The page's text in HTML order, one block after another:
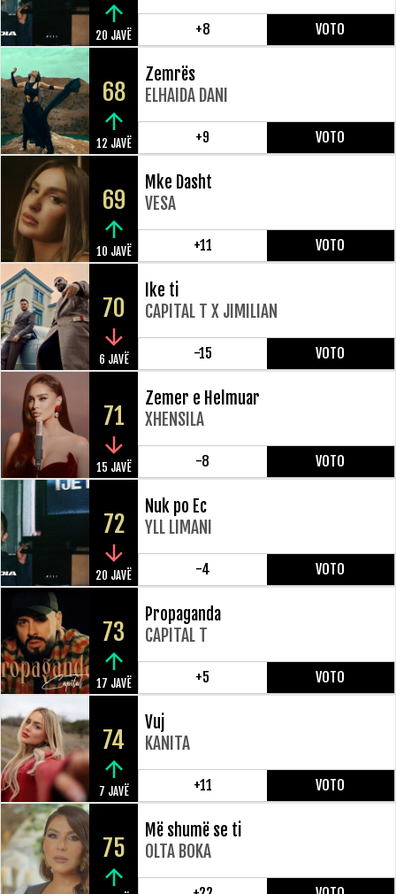
20 JAVË +8 VOTO
68
12 JAVË
Zemrës
ELHAIDA DANI
+9 VOTO
69
10 JAVË
Mke Dasht
VESA
+11 VOTO
70
6 JAVË
Ike ti
CAPITAL T X JIMILIAN
-15 VOTO
71
15 JAVË
Zemer e Helmuar
XHENSILA
-8 VOTO
72
20 JAVË
Nuk po Ec
YLL LIMANI
-4 VOTO
73
17 JAVË
Propaganda
CAPITAL T
+5 VOTO
74
7 JAVË
Vuj
KANITA
+11 VOTO
75
Më shumë se ti
OLTA BOKA